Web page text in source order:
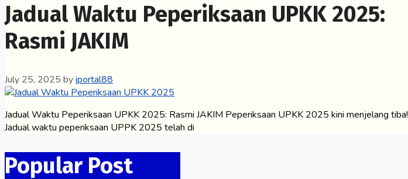
Jadual Waktu Peperiksaan UPKK 2025:
Rasmi JAKIM
July 25, 2025 byiportal88
Jadual Waktu Peperiksaan UPKK 2025: Rasmi JAKIM Peperiksaan UPKK 2025 kini menjelang tiba!
Jadual waktu peperiksaan UPPK 2025 telah di
Popular Post